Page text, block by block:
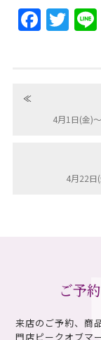
Facebook
≪
4月1日(金)
4月22日
ご予
来店のご予約、商
門店ピークオブマ